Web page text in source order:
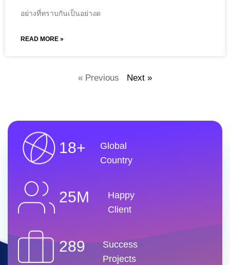
อย่างที่ทราบกันเป็นอย่างด
READ MORE »
« Previous Next »
18+
Global
Country
25M
Happy
Client
289
Success
Projects